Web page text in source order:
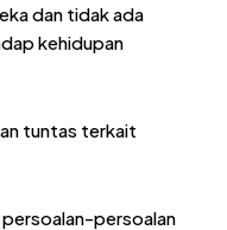
dan tidak ada
kehidupan
tuntas terkait
persoalan